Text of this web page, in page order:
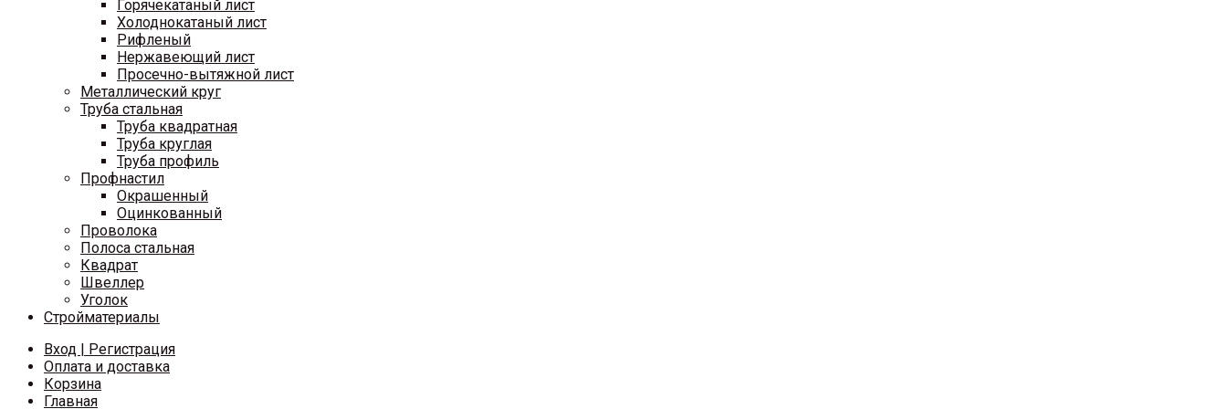
Горячекатаный лист
Холоднокатаный лист
Рифленый
Нержавеющий лист
Просечно-вытяжной лист
Металлический круг
Труба стальная
Труба квадратная
Труба круглая
Труба профиль
Профнастил
Окрашенный
Оцинкованный
Проволока
Полоса стальная
Квадрат
Швеллер
Уголок
Стройматериалы
Вход | Регистрация
Оплата и доставка
Корзина
Главная